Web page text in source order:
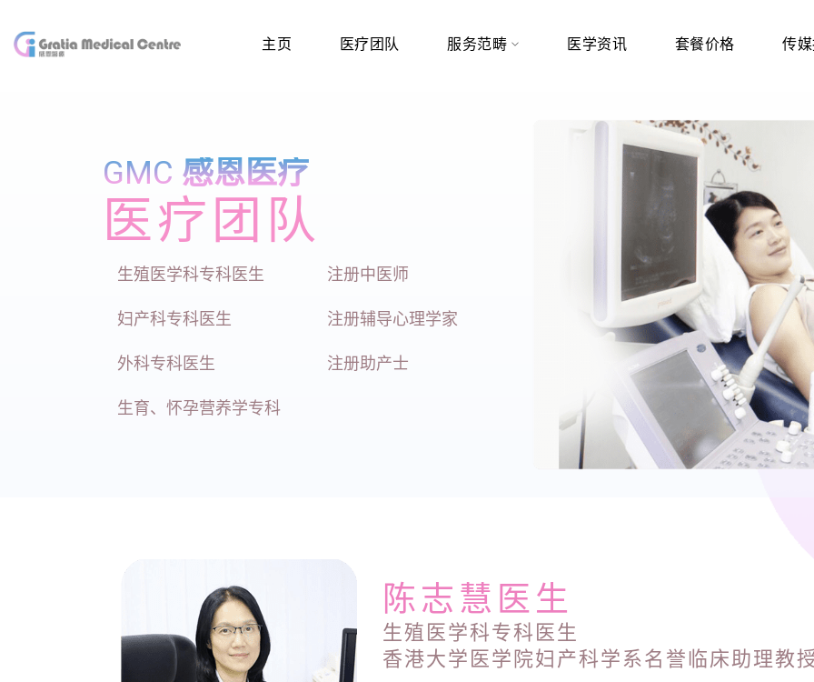
主页 医疗团队 服务范畴 医学资讯 套餐价格 传
GMC 感恩医疗
医疗团队
生殖医学科专科医生
注册中医师
妇产科专科医生
注册辅导心理学家
外科专科医生
注册助产士
生育、怀孕营养学专科
陈志慧医生
生殖医学科专科医生
香港大学医学院妇产科学系名誉临床助理教